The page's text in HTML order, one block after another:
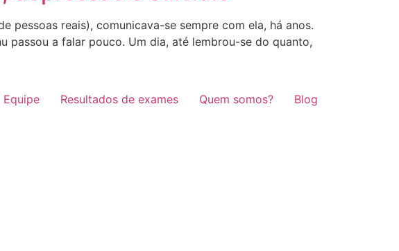
pessoas reais), comunicava-se sempre com ela, há anos.
passou a falar pouco. Um dia, até lembrou-se do quanto,
Equipe Resultados de exames Quem somos? Blog